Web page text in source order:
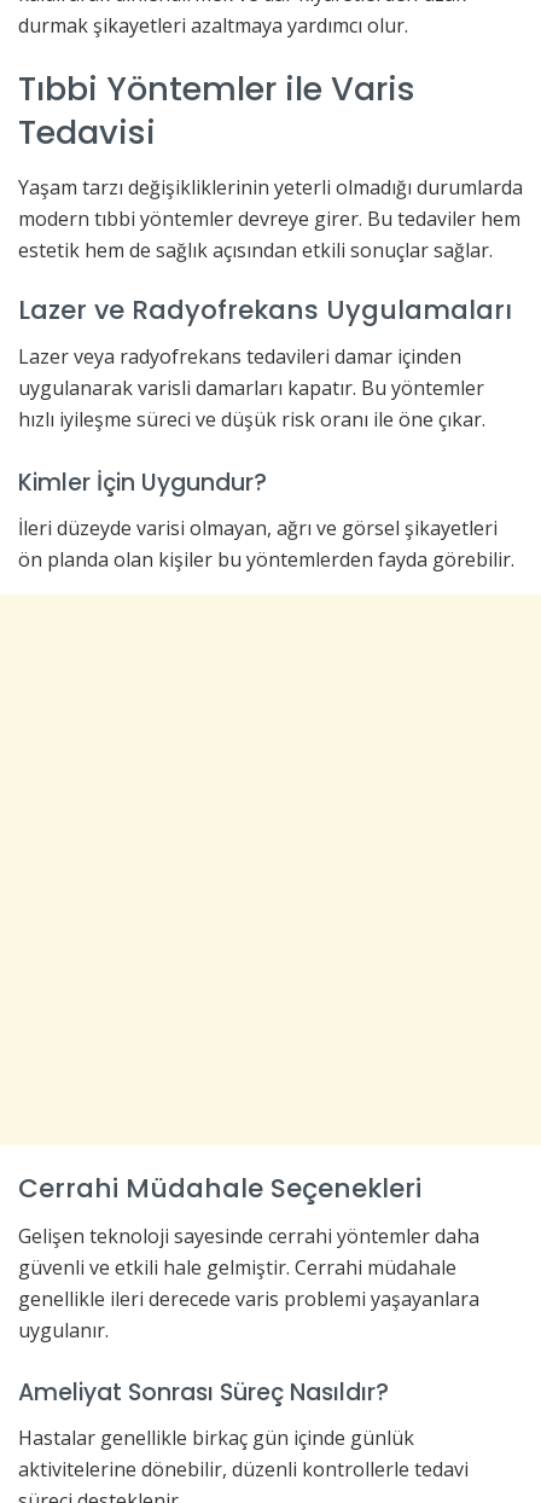
durmak şikayetleri azaltmaya yardımcı olur.
Tıbbi Yöntemler ile Varis
Tedavisi
Yaşam tarzı değişikliklerinin yeterli olmadığı durumlarda
modern tıbbi yöntemler devreye girer. Bu tedaviler hem
estetik hem de sağlık açısından etkili sonuçlar sağlar.
Lazer ve Radyofrekans Uygulamaları
Lazer veya radyofrekans tedavileri damar içinden
uygulanarak varisli damarları kapatır. Bu yöntemler
hızlı iyileşme süreci ve düşük risk oranı ile öne çıkar.
Kimler İçin Uygundur?
İleri düzeyde varisi olmayan, ağrı ve görsel şikayetleri
ön planda olan kişiler bu yöntemlerden fayda görebilir.
Cerrahi Müdahale Seçenekleri
Gelişen teknoloji sayesinde cerrahi yöntemler daha
güvenli ve etkili hale gelmiştir. Cerrahi müdahale
genellikle ileri derecede varis problemi yaşayanlara
uygulanır.
Ameliyat Sonrası Süreç Nasıldır?
Hastalar genellikle birkaç gün içinde günlük
aktivitelerine dönebilir, düzenli kontrollerle tedavi